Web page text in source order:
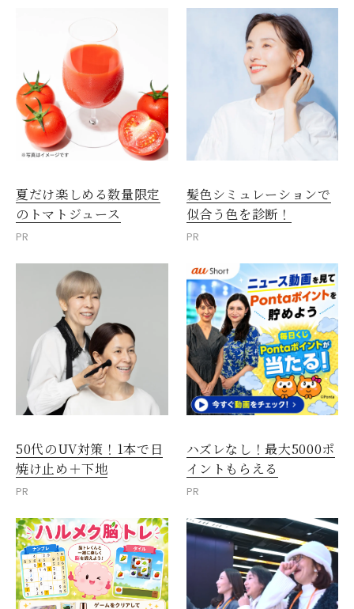
夏だけ楽しめる数量限定
のトマトジュース
PR
髪色シミュレーションで
似合う色を診断！
PR
50代のUV対策！1本で日
焼け止め＋下地
PR
ハズレなし！最大5000ポ
イントもらえる
PR